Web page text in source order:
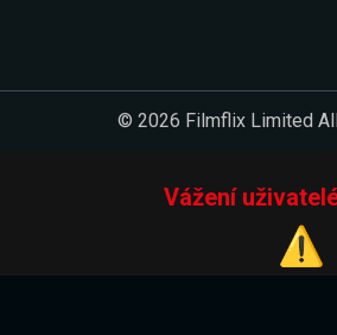
© 2026 Filmflix Limited
Vážení
⚠️